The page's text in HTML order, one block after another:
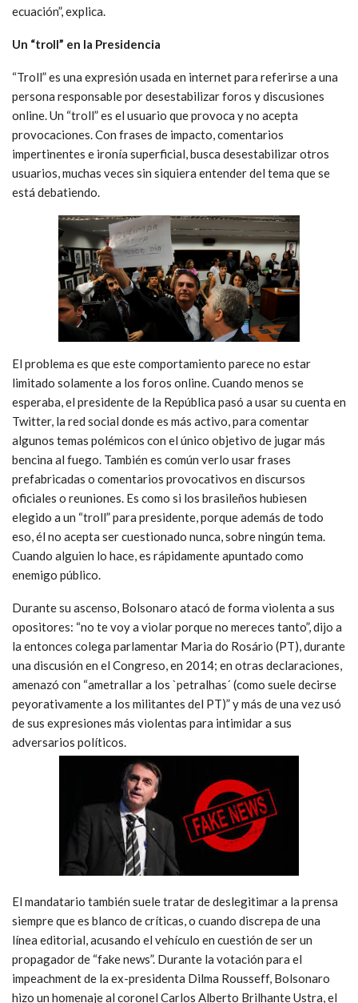
ecuación”, explica.
Un “troll” en la Presidencia
“Troll” es una expresión usada en internet para referirse a una
persona responsable por desestabilizar foros y discusiones
online. Un “troll” es el usuario que provoca y no acepta
provocaciones. Con frases de impacto, comentarios
impertinentes e ironía superficial, busca desestabilizar otros
usuarios, muchas veces sin siquiera entender del tema que se
está debatiendo.
El problema es que este comportamiento parece no estar
limitado solamente a los foros online. Cuando menos se
esperaba, el presidente de la República pasó a usar su cuenta en
Twitter, la red social donde es más activo, para comentar
algunos temas polémicos con el único objetivo de jugar más
bencina al fuego. También es común verlo usar frases
prefabricadas o comentarios provocativos en discursos
oficiales o reuniones. Es como si los brasileños hubiesen
elegido a un “troll” para presidente, porque además de todo
eso, él no acepta ser cuestionado nunca, sobre ningún tema.
Cuando alguien lo hace, es rápidamente apuntado como
enemigo público.
Durante su ascenso, Bolsonaro atacó de forma violenta a sus
opositores: “no te voy a violar porque no mereces tanto”, dijo a
la entonces colega parlamentar Maria do Rosário (PT), durante
una discusión en el Congreso, en 2014; en otras declaraciones,
amenazó con “ametrallar a los `petralhas´ (como suele decirse
peyorativamente a los militantes del PT)” y más de una vez usó
de sus expresiones más violentas para intimidar a sus
adversarios políticos.
El mandatario también suele tratar de deslegitimar a la prensa
siempre que es blanco de críticas, o cuando discrepa de una
línea editorial, acusando el vehículo en cuestión de ser un
propagador de “fake news”. Durante la votación para el
impeachment de la ex-presidenta Dilma Rousseff, Bolsonaro
hizo un homenaje al coronel Carlos Alberto Brilhante Ustra, el